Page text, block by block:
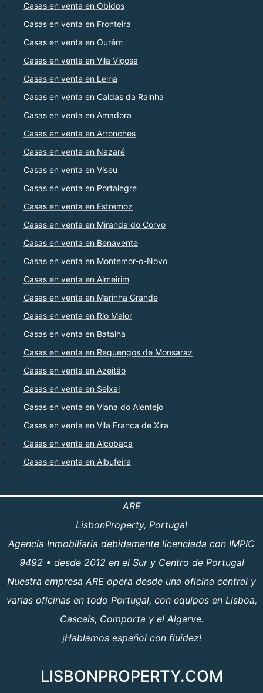
Casas en venta en Obidos
Casas en venta en Fronteira
Casas en venta en Ourém
Casas en venta en Vila Viçosa
Casas en venta en Leiria
Casas en venta en Caldas da Rainha
Casas en venta en Amadora
Casas en venta en Arronches
Casas en venta en Nazaré
Casas en venta en Viseu
Casas en venta en Portalegre
Casas en venta en Estremoz
Casas en venta en Miranda do Corvo
Casas en venta en Benavente
Casas en venta en Montemor-o-Novo
Casas en venta en Almeirim
Casas en venta en Marinha Grande
Casas en venta en Rio Maior
Casas en venta en Batalha
Casas en venta en Reguengos de Monsaraz
Casas en venta en Azeitão
Casas en venta en Seixal
Casas en venta en Viana do Alentejo
Casas en venta en Vila Franca de Xira
Casas en venta en Alcobaça
Casas en venta en Albufeira
ARE
LisbonProperty, Portugal
Agencia Inmobiliaria debidamente licenciada con IMPIC
9492 • desde 2012 en el Sur y Centro de Portugal
Nuestra empresa ARE opera desde una oficina central y
varias oficinas en todo Portugal, con equipos en Lisboa,
Cascais, Comporta y el Algarve.
¡Hablamos español con fluidez!
LISBONPROPERTY.COM